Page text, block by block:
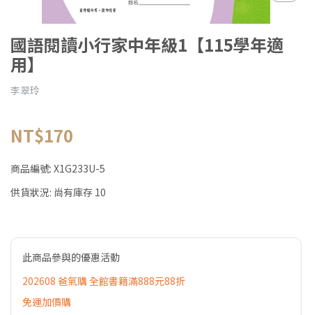
國語閱讀小行家中年級1【115學年適
用】
李翠玲
NT$170
商品編號: X1G233U-5
供貨狀況: 尚有庫存 10
此商品參與的優惠活動
202608 爸氣購 全館書籍滿888元88折
免運加價購